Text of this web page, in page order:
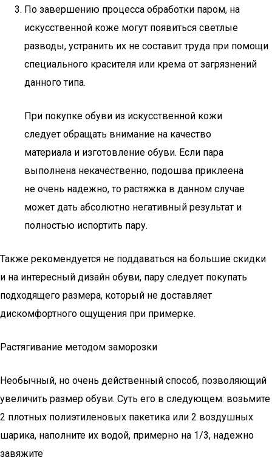
По завершению процесса обработки паром, на
искусственной коже могут появиться светлые
разводы, устранить их не составит труда при помощи
специального красителя или крема от загрязнений
данного типа.
При покупке обуви из искусственной кожи
следует обращать внимание на качество
материала и изготовление обуви. Если пара
выполнена некачественно, подошва приклеена
не очень надежно, то растяжка в данном случае
может дать абсолютно негативный результат и
полностью испортить пару.
Также рекомендуется не поддаваться на большие скидки
и на интересный дизайн обуви, пару следует покупать
подходящего размера, который не доставляет
дискомфортного ощущения при примерке.
Растягивание методом заморозки
Необычный, но очень действенный способ, позволяющий
увеличить размер обуви. Суть его в следующем: возьмите
2 плотных полиэтиленовых пакетика или 2 воздушных
шарика, наполните их водой, примерно на 1/3, надежно
завяжите